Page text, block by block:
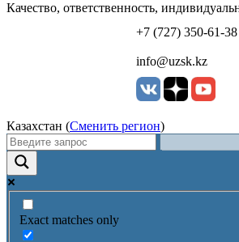
УЗСК Казахстан
Качество, ответственность,
+7 (727) 350-61-38
info@uzsk.kz
Казахстан (Сменить регион)
Exact matches only